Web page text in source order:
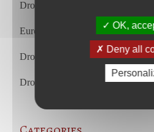
Droit commercial et des affaires –
European Court of Justice – july
Droit du travail – juin 2026
Droit commercial et des affaires –
OK,
Deny all